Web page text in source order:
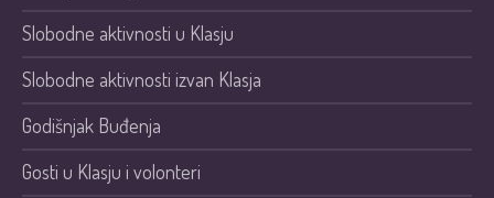
Slobodne aktivnosti u Klasju
Slobodne aktivnosti izvan Klasja
Godišnjak Buđenja
Gosti u Klasju i volonteri